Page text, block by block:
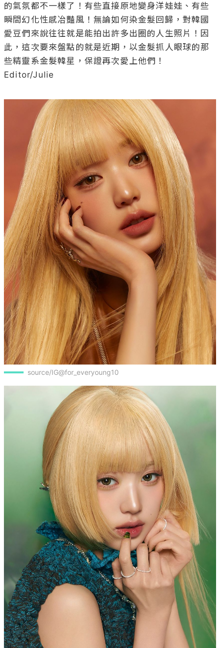
的氣氛都不一樣了！有些直接原地變身洋娃娃、有些
瞬間幻化性感冶豔風！無論如何染金髮回歸，對韓國
愛豆們來說往往就是能拍出許多出圈的人生照片！因
此，這次要來盤點的就是近期，以金髮抓人眼球的那
些精靈系金髮韓星，保證再次愛上他們！
Editor/Julie
source/IG@for_everyoung10